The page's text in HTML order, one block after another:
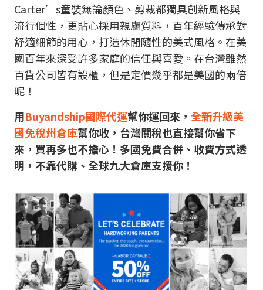
Carter’s童裝無論顏色、剪裁都獨具創新風格與
流行個性，更貼心採用親膚質料，百年經驗傳承對
舒適細節的用心，打造休閒隨性的美式風格。在美
國百年來深受許多家庭的信任與喜愛。在台灣雖然
百貨公司皆有設櫃，但是定價幾乎都是美國的兩倍
呢！
用Buyandship國際代運幫你運回來， 全新升級美
國免稅州倉庫幫你收，台灣關稅也直接幫你省下
來，買再多也不擔心！多國免費合併、收費方式透
明，不靠代購、全球九大倉庫支援你！